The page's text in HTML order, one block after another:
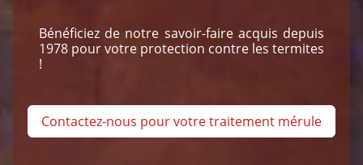
Bénéficiez de notre savoir-faire acquis depuis
1978 pour votre protection contre les termites
!
Contactez-nous pour votre traitement mérule